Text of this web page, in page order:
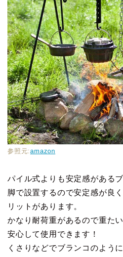
参照元:amazon
パイル式よりも安定感がある
脚で設置するので安定感が良
リットがあります。
かなり耐荷重があるので重た
安心して使用できます！
くさりなどでブランコのよう